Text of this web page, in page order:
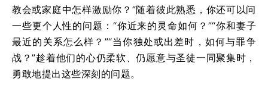
教会或家庭中怎样激励你？”随着彼此熟悉，你还可以问
一些更个人性的问题：“你近来的灵命如何？”“你和妻子
最近的关系怎么样？”“当你独处或出差时，如何与罪争
战？”趁着他们的心仍柔软、仍愿意与圣徒一同聚集时，
勇敢地提出这些深刻的问题。